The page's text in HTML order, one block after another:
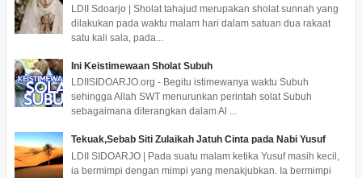
LDII Sdoarjo | Sholat tahajud merupakan sholat sunnah yang
dilakukan pada waktu malam hari dalam satuan dua rakaat
satu kali sala, pada...
Ini Keistimewaan Sholat Subuh
LDIISIDOARJO.org - Begitu istimewanya waktu Subuh
sehingga Allah SWT menurunkan perintah solat Subuh
sebagaimana diterangkan dalam Al ...
Tekuak,Sebab Siti Zulaikah Jatuh Cinta pada Nabi Yusuf
LDII SIDOARJO | Pada suatu malam ketika Yusuf masih kecil,
ia bermimpi dengan mimpi yang menakjubkan. Ia bermimpi